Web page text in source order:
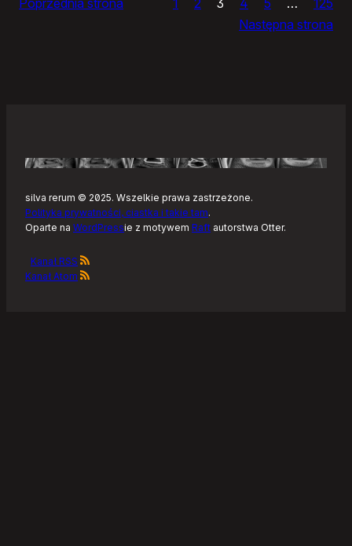
Następna strona
silva rerum © 2025. Wszelkie prawa zastrzeżone.
Polityka prywatności, ciastka i takie tam.
Oparte na WordPressie z motywem Raft autorstwa Otter.
Kanał RSS
Kanał Atom